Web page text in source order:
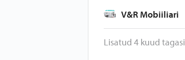
V&R Mobiiliari
Lisatud 4 kuud tagasi